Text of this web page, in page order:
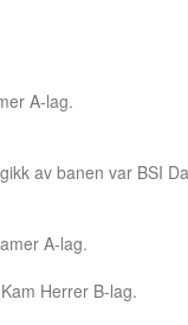
A-lag.
av banen var BSI
A-lag.
Herrer B-lag.